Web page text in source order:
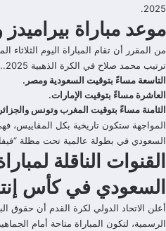
2025.
موعد مباراة
من المقرر أن تقام المباراة اليوم الثلاثاء الموافق 23 سبتمبر
ترتيب محمد صلاح في الكرة الذهبية 2025.. أفضل مركز في مسيرته
التاسعة مساءً بتوقيت السعودية ومصر.
العاشرة مساءً بتوقيت الإمارات.
الثامنة مساءً بتوقيت المغرب وتونس
المواجهة ستكون تاريخية بكل المقاييس،
السعودي في بطولة عالمية تحت مظلة
القنوات الناقلة
السعودي في كأس
أعلن الاتحاد الدولي لكرة القدم أن حقوق
الرسمية، لتكون المباراة متاحة أمام